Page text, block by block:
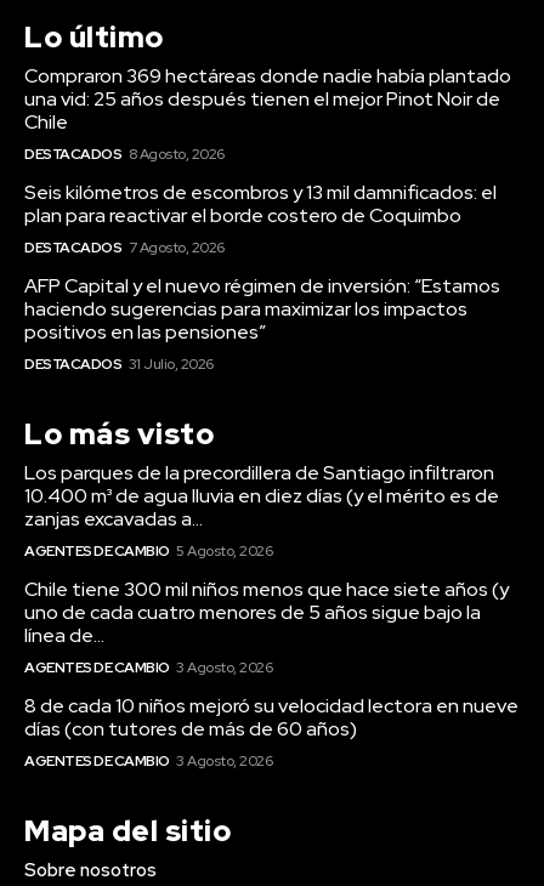
Lo último
Compraron 369 hectáreas donde nadie había plantado
una vid: 25 años después tienen el mejor Pinot Noir de
Chile
DESTACADOS 8 Agosto, 2026
Seis kilómetros de escombros y 13 mil damnificados: el
plan para reactivar el borde costero de Coquimbo
DESTACADOS 7 Agosto, 2026
AFP Capital y el nuevo régimen de inversión: “Estamos
haciendo sugerencias para maximizar los impactos
positivos en las pensiones”
DESTACADOS 31 Julio, 2026
Lo más visto
Los parques de la precordillera de Santiago infiltraron
10.400 m³ de agua lluvia en diez días (y el mérito es de
zanjas excavadas a...
AGENTES DE CAMBIO 5 Agosto, 2026
Chile tiene 300 mil niños menos que hace siete años (y
uno de cada cuatro menores de 5 años sigue bajo la
línea de...
AGENTES DE CAMBIO 3 Agosto, 2026
8 de cada 10 niños mejoró su velocidad lectora en nueve
días (con tutores de más de 60 años)
AGENTES DE CAMBIO 3 Agosto, 2026
Mapa del sitio
Sobre nosotros